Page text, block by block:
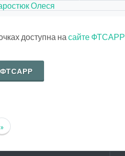
Олеся
доступна на сайте ФТСАРР
»